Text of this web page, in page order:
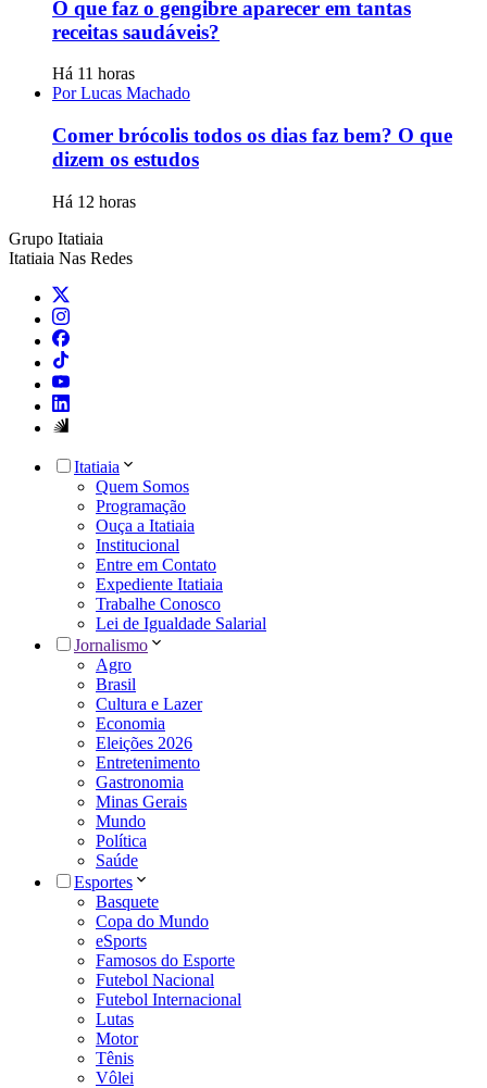
O que faz o gengibre aparecer em tantas
receitas saudáveis?
Há 11 horas
Por Lucas Machado
Comer brócolis todos os dias faz bem? O que
dizem os estudos
Há 12 horas
Grupo Itatiaia
Itatiaia Nas Redes
Itatiaia
Quem Somos
Programação
Ouça a Itatiaia
Institucional
Entre em Contato
Expediente Itatiaia
Trabalhe Conosco
Lei de Igualdade Salarial
Jornalismo
Agro
Brasil
Cultura e Lazer
Economia
Eleições 2026
Entretenimento
Gastronomia
Minas Gerais
Mundo
Política
Saúde
Esportes
Basquete
Copa do Mundo
eSports
Famosos do Esporte
Futebol Nacional
Futebol Internacional
Lutas
Motor
Tênis
Vôlei